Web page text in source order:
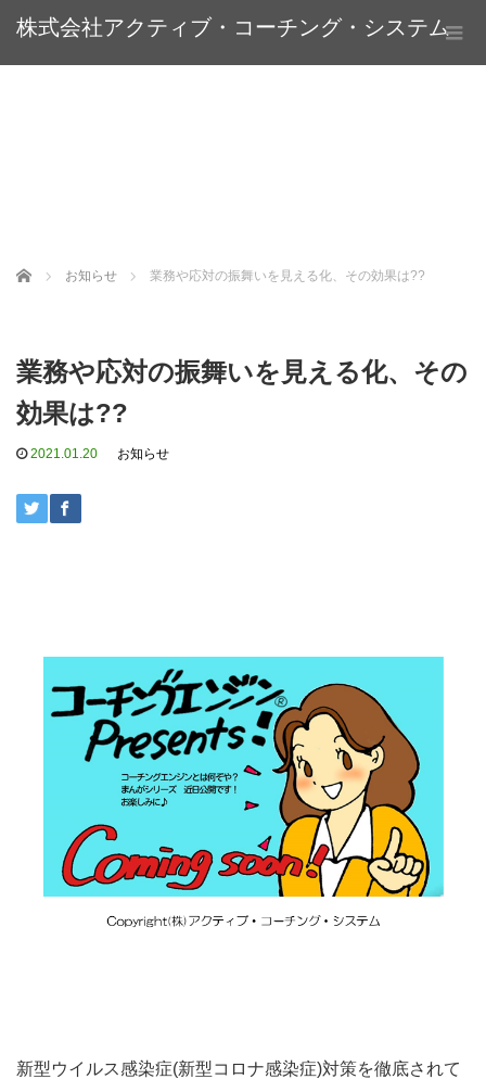
株式会社アクティブ・コーチング・システム
Home お知らせ 業務や応対の振舞いを見える化、その効果は??
業務や応対の振舞いを見える化、その
効果は??
2021.01.20 お知らせ
新型ウイルス感染症(新型コロナ感染症)対策を徹底されて